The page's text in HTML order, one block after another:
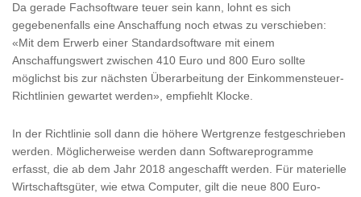
Da gerade Fachsoftware teuer sein kann, lohnt es sich
gegebenenfalls eine Anschaffung noch etwas zu verschieben:
«Mit dem Erwerb einer Standardsoftware mit einem
Anschaffungswert zwischen 410 Euro und 800 Euro sollte
möglichst bis zur nächsten Überarbeitung der Einkommensteuer-
Richtlinien gewartet werden», empfiehlt Klocke.
In der Richtlinie soll dann die höhere Wertgrenze festgeschrieben
werden. Möglicherweise werden dann Softwareprogramme
erfasst, die ab dem Jahr 2018 angeschafft werden. Für materielle
Wirtschaftsgüter, wie etwa Computer, gilt die neue 800 Euro-